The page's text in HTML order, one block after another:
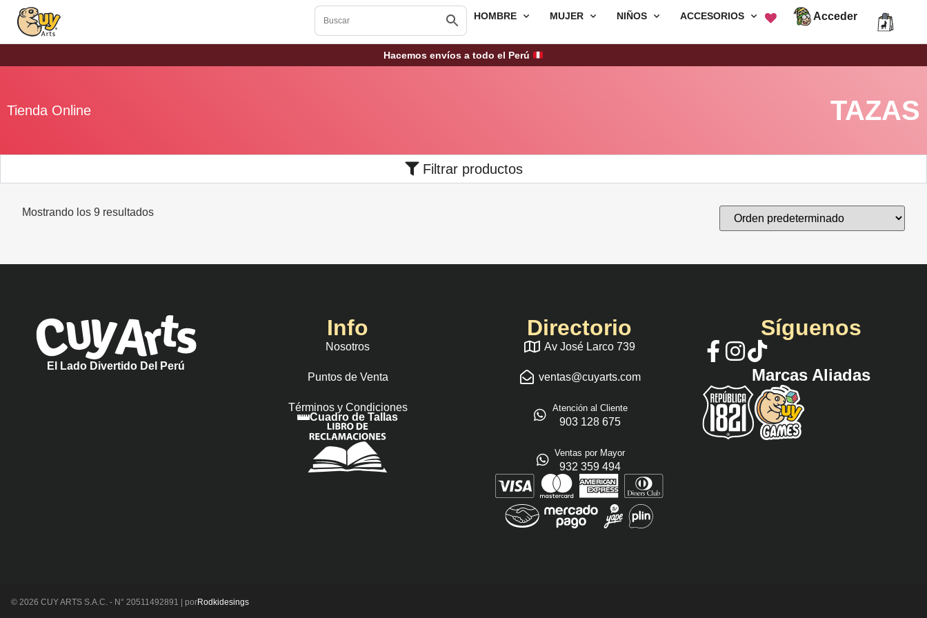
HOMBRE MUJER NIÑOS ACCESORIOS Acceder
Hacemos envíos a todo el Perú
Tienda Online TAZAS
Filtrar productos
Mostrando los 9 resultados
El Lado Divertido Del Perú
Info
Nosotros
Puntos de Venta
Términos y Condiciones
Cuadro de Tallas
Directorio
Av José Larco 739
ventas@cuyarts.com
Atención al Cliente
903 128 675
Ventas por Mayor
932 359 494
Síguenos
Marcas Aliadas
© 2026 CUY ARTS S.A.C. - N° 20511492891 | porRodkidesings